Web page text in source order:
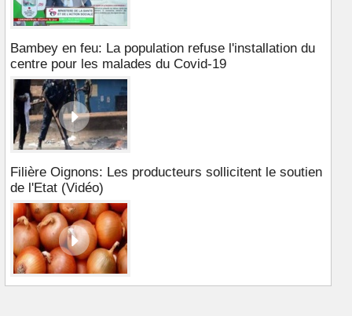
Bambey en feu: La population refuse l'installation du
centre pour les malades du Covid-19
Filière Oignons: Les producteurs sollicitent le soutien
de l'Etat (Vidéo)